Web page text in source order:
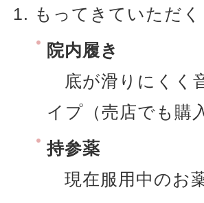
もってきていただ
院内履き
底が滑りにくく
イプ（売店でも購
持参薬
現在服用中のお